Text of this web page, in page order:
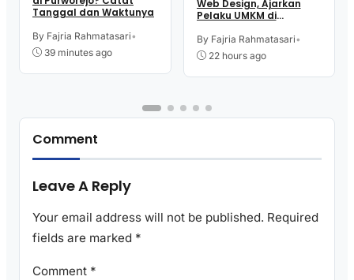
Tanggal dan Waktunya
By Fajria Rahmatasari•
39 minutes ago
Web Design, Ajarkan
Pelaku UMKM di
Teknologi Digital buat
Jualan
By Fajria Rahmatasari•
22 hours ago
Comment
Leave A Reply
Your email address will not be published. Required
fields are marked *
Comment *